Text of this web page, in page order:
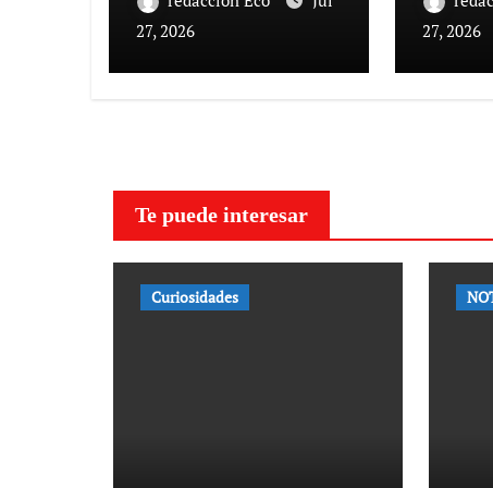
27, 2026
27, 2026
Te puede interesar
Curiosidades